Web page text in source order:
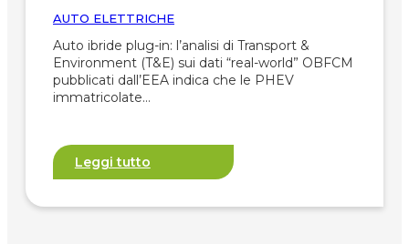
AUTO ELETTRICHE
Auto ibride plug-in: l’analisi di Transport &
Environment (T&E) sui dati “real-world” OBFCM
pubblicati dall’EEA indica che le PHEV
immatricolate…
Leggi tutto